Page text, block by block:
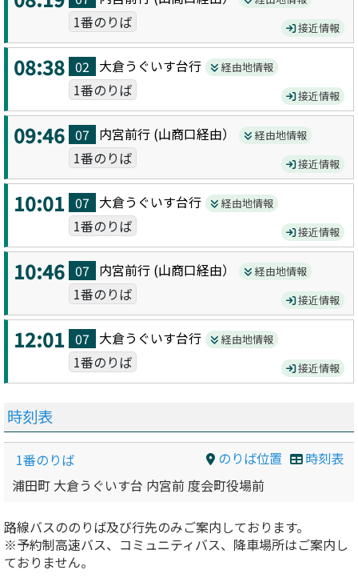
1番のりば 接近情報
08:38 02 大倉うぐいす台行 経由地情報
1番のりば 接近情報
09:46 07 内宮前行 (山商口経由） 経由地情報
1番のりば 接近情報
10:01 07 大倉うぐいす台行 経由地情報
1番のりば 接近情報
10:46 07 内宮前行 (山商口経由） 経由地情報
1番のりば 接近情報
12:01 07 大倉うぐいす台行 経由地情報
1番のりば 接近情報
時刻表
のりば位置 時刻表
1番のりば
浦田町 大倉うぐいす台 内宮前 度会町役場前
路線バスののりば及び行先のみご案内しております。
※予約制高速バス、コミュニティバス、降車場所はご案内し
ておりません。